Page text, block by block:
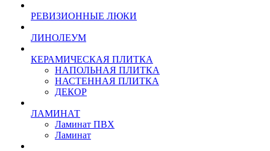
РЕВИЗИОННЫЕ ЛЮКИ
ЛИНОЛЕУМ
КЕРАМИЧЕСКАЯ ПЛИТКА
НАПОЛЬНАЯ ПЛИТКА
НАСТЕННАЯ ПЛИТКА
ДЕКОР
ЛАМИНАТ
Ламинат ПВХ
Ламинат